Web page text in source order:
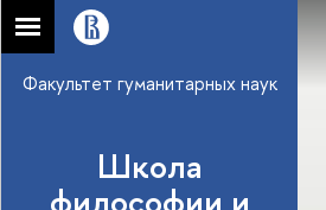
Факультет гуманитарных наук
Школа